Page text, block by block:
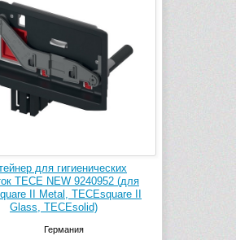
для гигиенических
TECE NEW 9240952 (для
II Metal, TECEsquare II
Glass, TECEsolid)
Германия